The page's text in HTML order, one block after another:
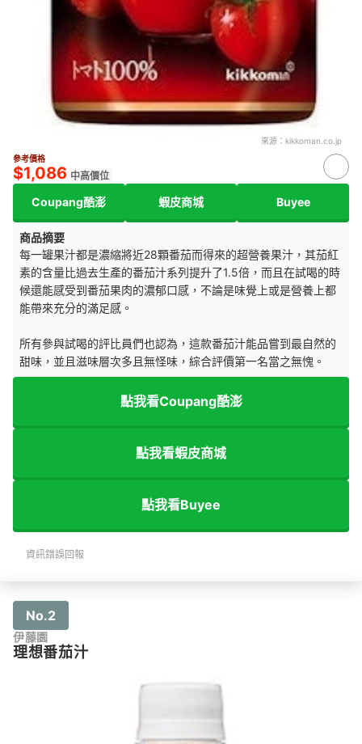
來源： kikkoman.co.jp
參考價格
$1,086 中高價位
Coupang酷澎 蝦皮商城 Buyee
商品摘要
每一罐果汁都是濃縮將近28顆番茄而得來的超營養果汁，其茄紅
素的含量比過去生產的番茄汁系列提升了1.5倍，而且在試喝的時
候還能感受到番茄果肉的濃郁口感，不論是味覺上或是營養上都
能帶來充分的滿足感。
所有參與試喝的評比員們也認為，這款番茄汁能品嘗到最自然的
甜味，並且滋味層次多且無怪味，綜合評價第一名當之無愧。
點我看Coupang酷澎
點我看蝦皮商城
點我看Buyee
資訊錯誤回報
No.2
伊藤園
理想番茄汁